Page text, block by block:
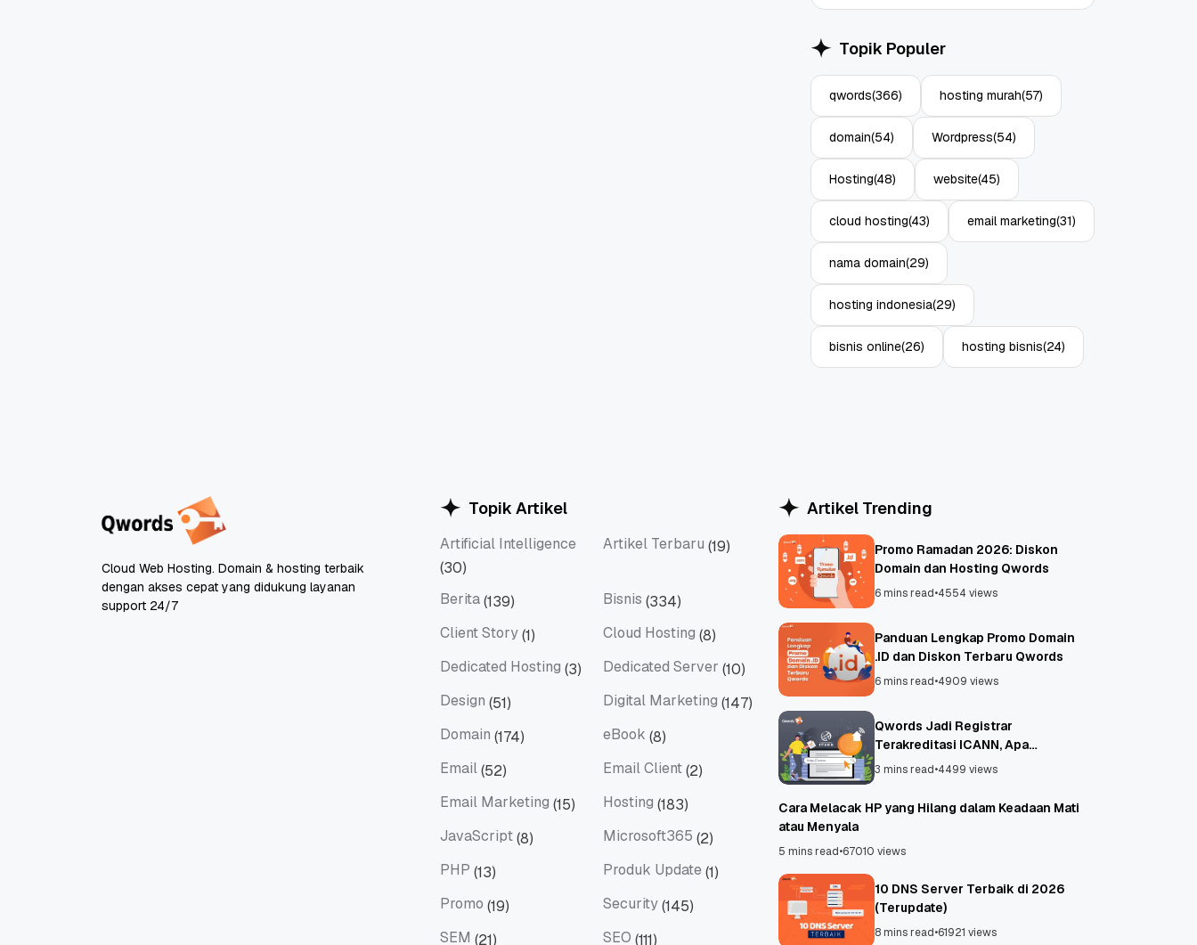
Aplikasi: Atasi Limitasi
11 Jun, 2026 4
Topik Populer
qwords(366) hosting murah(57)
domain(54) Wordpress(54)
Hosting(48) website(45)
cloud hosting(43) email marketing(31)
nama domain(29)
hosting indonesia(29)
bisnis online(26) hosting bisnis(24)
Cloud Web Hosting. Domain & hosting terbaik
dengan akses cepat yang didukung layanan
support 24/7
Topik Artikel
Artificial Intelligence
Artificial Intelligence
(30)
Artikel Terbaru (19)
Berita(139) Bisnis (334)
Client Story(1) Cloud Hosting (8)
Dedicated Hosting (3) Dedicated Server (10)
Design (51) Digital Marketing (147)
Domain (174) eBook (8)
Email(52) Email Client(2)
Email Marketing (15) Hosting (183)
JavaScript(8) Microsoft365 (2)
PHP (13) Produk Update (1)
Promo (19) Security(145)
SEM (21) SEO (111)
Artikel Trending
Promo Ramadan 2026: Diskon
Domain dan Hosting Qwords
6 mins read•4554 views
Panduan Lengkap Promo Domain
.ID dan Diskon Terbaru Qwords
6 mins read•4909 views
Qwords Jadi Registrar
Terakreditasi ICANN, Apa
Untungnya?
3 mins read•4499 views
Cara Melacak HP yang Hilang dalam Keadaan Mati
atau Menyala
5 mins read•67010 views
10 DNS Server Terbaik di 2026
(Terupdate)
8 mins read•61921 views